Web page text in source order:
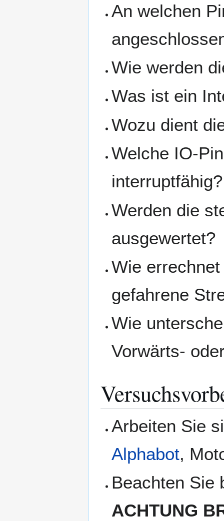
An welchen
Wie werden
Was ist ein
Wozu dient
Welche IO-
interruptfähig?
Werden die
ausgewertet?
Wie
gefahrene
Wie
Vorwärts-
Arbeiten Sie
Alphabot,
Beachten Sie
ACHTUNG